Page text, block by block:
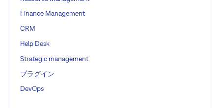
Finance Management
CRM
Help Desk
Strategic management
プラグイン
DevOps